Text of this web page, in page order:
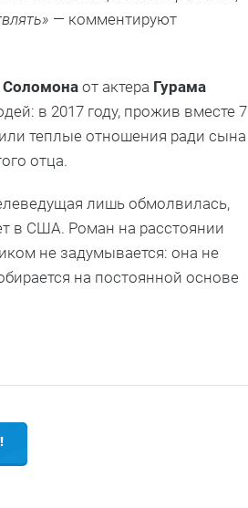
— комментируют
Соломона от актера Гурама
в 2017 году, прожив вместе 7
теплые отношения ради сына
отца.
лишь обмолвилась,
в США. Роман на расстоянии
не задумывается: она не
на постоянной основе